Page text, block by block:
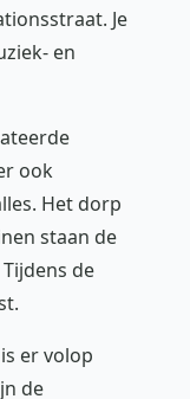
Je
en
ook
Het dorp
staan de
de
er volop
de